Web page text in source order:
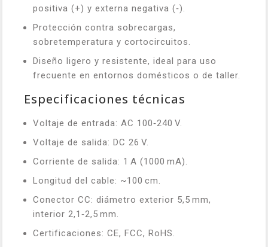
positiva (+) y externa negativa (‑).
Protección contra sobrecargas,
sobretemperatura y cortocircuitos.
Diseño ligero y resistente, ideal para uso
frecuente en entornos domésticos o de taller.
Especificaciones técnicas
Voltaje de entrada: AC 100‑240 V.
Voltaje de salida: DC 26 V.
Corriente de salida: 1 A (1000 mA).
Longitud del cable: ~100 cm.
Conector CC: diámetro exterior 5,5 mm,
interior 2,1‑2,5 mm.
Certificaciones: CE, FCC, RoHS.